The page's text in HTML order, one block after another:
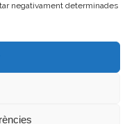
negativament determinades